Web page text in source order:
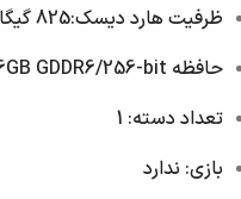
ظرفیت هارد دیسک:825 گیگابایت
حافظه RAM:16GB GDDR6/256-bit
تعداد دسته: 1
بازی: ندارد